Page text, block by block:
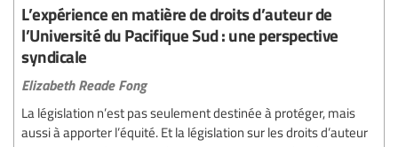
L’expérience en matière de droits d’auteur de
l’Université du Pacifique Sud : une perspective
syndicale
Elizabeth Reade Fong
La législation n’est pas seulement destinée à protéger, mais
aussi à apporter l’équité. Et la législation sur les droits d’auteur